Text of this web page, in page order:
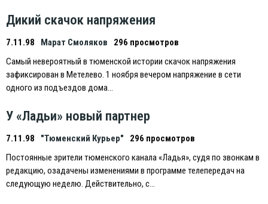
Дикий скачок напряжения
7.11.98 Марат Смоляков
296 просмотров
Самый невероятный в тюменской истории скачок напряжения
зафиксирован в Метелево. 1 ноября вечером напряжение в сети
одного из подъездов дома…
У «Ладьи» новый партнер
7.11.98 "Тюменский Курьер"
296 просмотров
Постоянные зрители тюменского канала «Ладья», судя по звонкам в
редакцию, озадачены изменениями в программе телепередач на
следующую неделю. Действительно, с…